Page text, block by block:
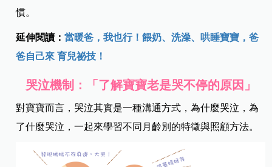
慣。
延伸閱讀：當暖爸，我也行！餵奶、洗澡、哄睡寶寶，爸
爸自己來 育兒祕技！
哭泣機制： 「了解寶寶老是哭不停的原因」
對寶寶而言，哭泣其實是一種溝通方式，為什麼哭泣，為
了什麼哭泣，一起來學習不同月齡別的特徵與照顧方法。